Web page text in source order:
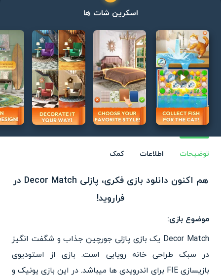
اسکرین شات ها
Play video
توضیحات اطلاعات کمک
هم اکنون دانلود بازی فکری، پازلی Decor Match در
فراروید!
موضوع بازی:
Decor Match یک بازی پازلی جورچین جذاب و شگفت انگیز
در سبک طراحی خانه رویایی است. بازی از استودیوی
بازیسازی FIE برای اندرویدی ها میباشد. در این بازی یونیک و